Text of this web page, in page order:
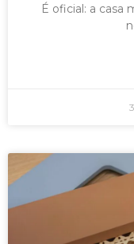
É oficial: a casa